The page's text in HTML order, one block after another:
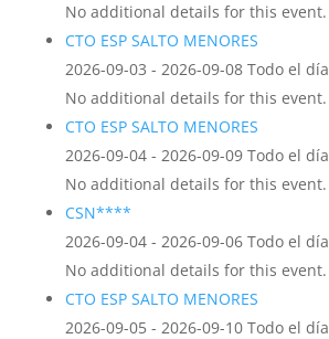
No additional details for this event.
CTO ESP SALTO MENORES
2026-09-03 - 2026-09-08 Todo el día
No additional details for this event.
CTO ESP SALTO MENORES
2026-09-04 - 2026-09-09 Todo el día
No additional details for this event.
CSN****
2026-09-04 - 2026-09-06 Todo el día
No additional details for this event.
CTO ESP SALTO MENORES
2026-09-05 - 2026-09-10 Todo el día